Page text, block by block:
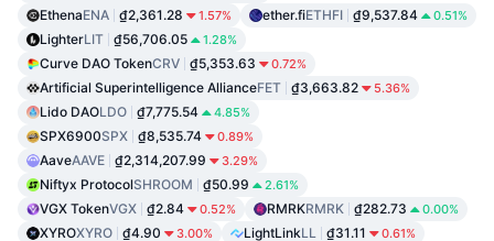
EthenaENA ₫2,361.28 1.57% ether.fiETHFI ₫9,537.84 0.51%
LighterLIT ₫56,706.05 1.28%
Curve DAO TokenCRV ₫5,353.63 0.72%
Artificial Superintelligence AllianceFET ₫3,663.82 5.36%
Lido DAOLDO ₫7,775.54 4.85%
SPX6900SPX ₫8,535.74 0.89%
AaveAAVE ₫2,314,207.99 3.29%
Niftyx ProtocolSHROOM ₫50.99 2.61%
VGX TokenVGX ₫2.84 0.52% RMRKRMRK ₫282.73 0.00%
XYROXYRO ₫4.90 3.00% LightLinkLL ₫31.11 0.61%